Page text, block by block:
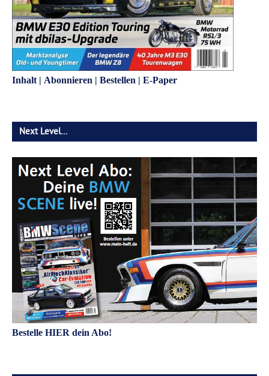
Inhalt | Abonnieren | Bestellen | E-Paper
Next Level…
Bestelle HIER dein Abo!